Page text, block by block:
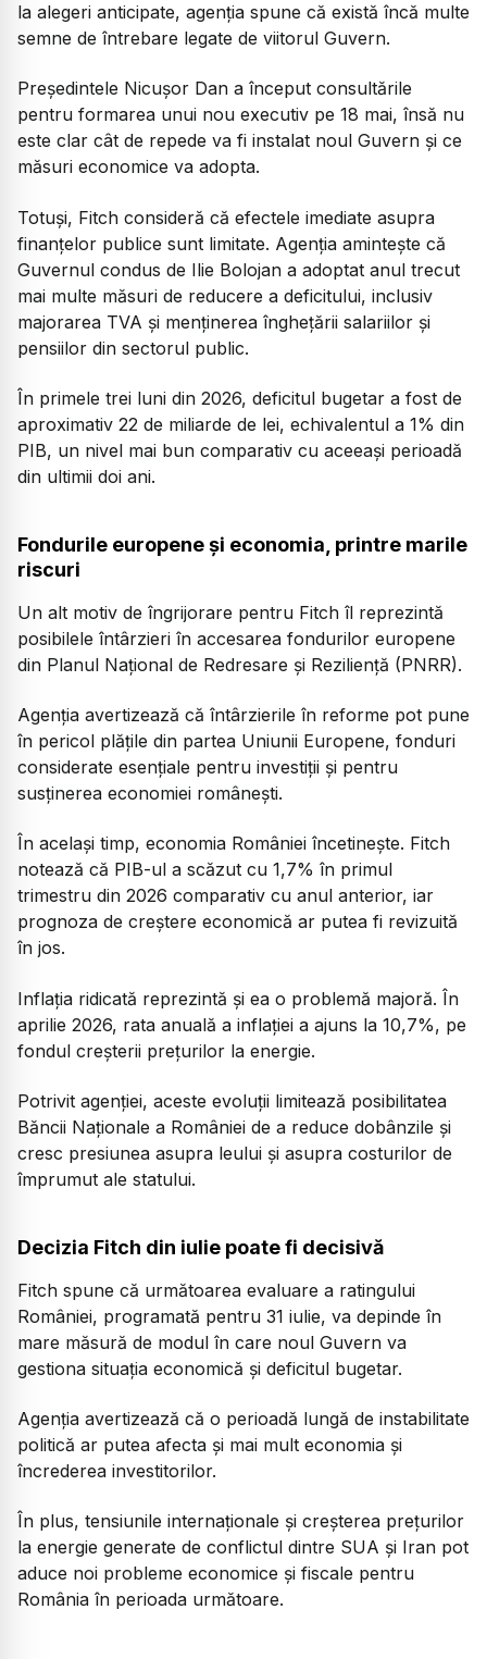
la alegeri anticipate, agenția spune că există încă multe
semne de întrebare legate de viitorul Guvern.
Președintele Nicușor Dan a început consultările
pentru formarea unui nou executiv pe 18 mai, însă nu
este clar cât de repede va fi instalat noul Guvern și ce
măsuri economice va adopta.
Totuși, Fitch consideră că efectele imediate asupra
finanțelor publice sunt limitate. Agenția amintește că
Guvernul condus de Ilie Bolojan a adoptat anul trecut
mai multe măsuri de reducere a deficitului, inclusiv
majorarea TVA și menținerea înghețării salariilor și
pensiilor din sectorul public.
În primele trei luni din 2026, deficitul bugetar a fost de
aproximativ 22 de miliarde de lei, echivalentul a 1% din
PIB, un nivel mai bun comparativ cu aceeași perioadă
din ultimii doi ani.
Fondurile europene și economia, printre marile
riscuri
Un alt motiv de îngrijorare pentru Fitch îl reprezintă
posibilele întârzieri în accesarea fondurilor europene
din Planul Național de Redresare și Reziliență (PNRR).
Agenția avertizează că întârzierile în reforme pot pune
în pericol plățile din partea Uniunii Europene, fonduri
considerate esențiale pentru investiții și pentru
susținerea economiei românești.
În același timp, economia României încetinește. Fitch
notează că PIB-ul a scăzut cu 1,7% în primul
trimestru din 2026 comparativ cu anul anterior, iar
prognoza de creștere economică ar putea fi revizuită
în jos.
Inflația ridicată reprezintă și ea o problemă majoră. În
aprilie 2026, rata anuală a inflației a ajuns la 10,7%, pe
fondul creșterii prețurilor la energie.
Potrivit agenției, aceste evoluții limitează posibilitatea
Băncii Naționale a României de a reduce dobânzile și
cresc presiunea asupra leului și asupra costurilor de
împrumut ale statului.
Decizia Fitch din iulie poate fi decisivă
Fitch spune că următoarea evaluare a ratingului
României, programată pentru 31 iulie, va depinde în
mare măsură de modul în care noul Guvern va
gestiona situația economică și deficitul bugetar.
Agenția avertizează că o perioadă lungă de instabilitate
politică ar putea afecta și mai mult economia și
încrederea investitorilor.
În plus, tensiunile internaționale și creșterea prețurilor
la energie generate de conflictul dintre SUA și Iran pot
aduce noi probleme economice și fiscale pentru
România în perioada următoare.